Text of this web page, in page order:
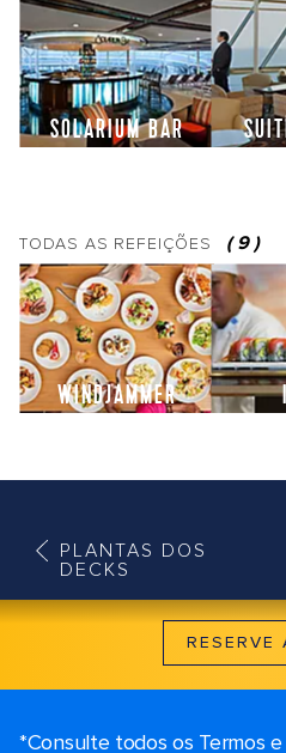
SOLARIUM BAR
TODAS AS REFEIÇÕES (9)
WINDJAMMER
PLANTAS DOS
DECKS
RESERVE
*Consulte todos os Termos e